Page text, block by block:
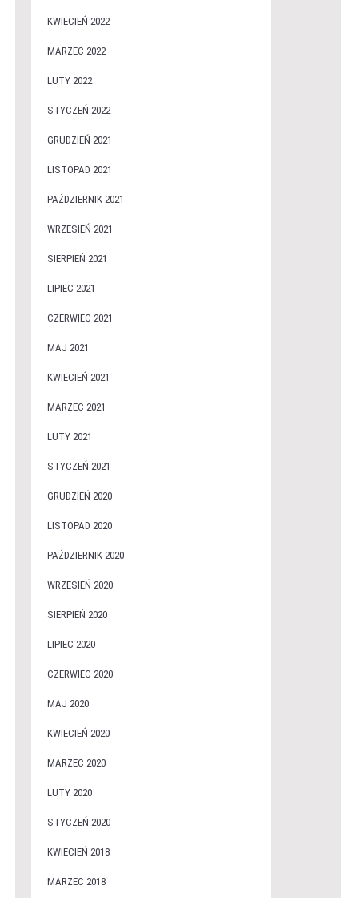
KWIECIEŃ 2022
MARZEC 2022
LUTY 2022
STYCZEŃ 2022
GRUDZIEŃ 2021
LISTOPAD 2021
PAŹDZIERNIK 2021
WRZESIEŃ 2021
SIERPIEŃ 2021
LIPIEC 2021
CZERWIEC 2021
MAJ 2021
KWIECIEŃ 2021
MARZEC 2021
LUTY 2021
STYCZEŃ 2021
GRUDZIEŃ 2020
LISTOPAD 2020
PAŹDZIERNIK 2020
WRZESIEŃ 2020
SIERPIEŃ 2020
LIPIEC 2020
CZERWIEC 2020
MAJ 2020
KWIECIEŃ 2020
MARZEC 2020
LUTY 2020
STYCZEŃ 2020
KWIECIEŃ 2018
MARZEC 2018